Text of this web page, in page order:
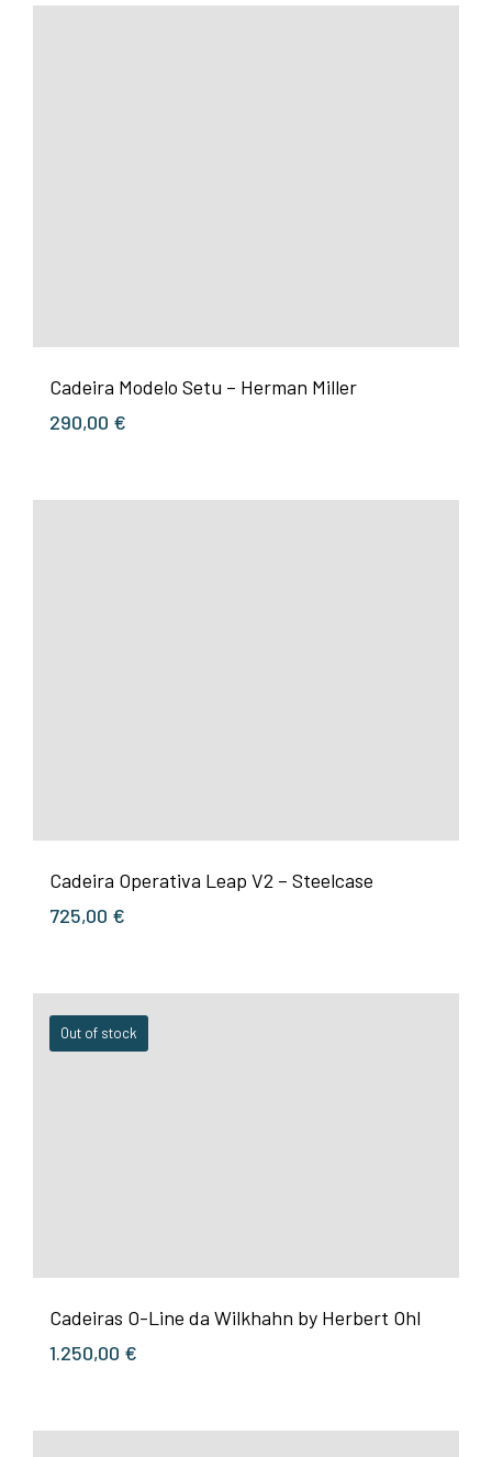
Cadeira Modelo Setu – Herman Miller
290,00 €
Cadeira Operativa Leap V2 – Steelcase
725,00 €
Out of stock
Cadeiras O-Line da Wilkhahn by Herbert Ohl
1.250,00 €